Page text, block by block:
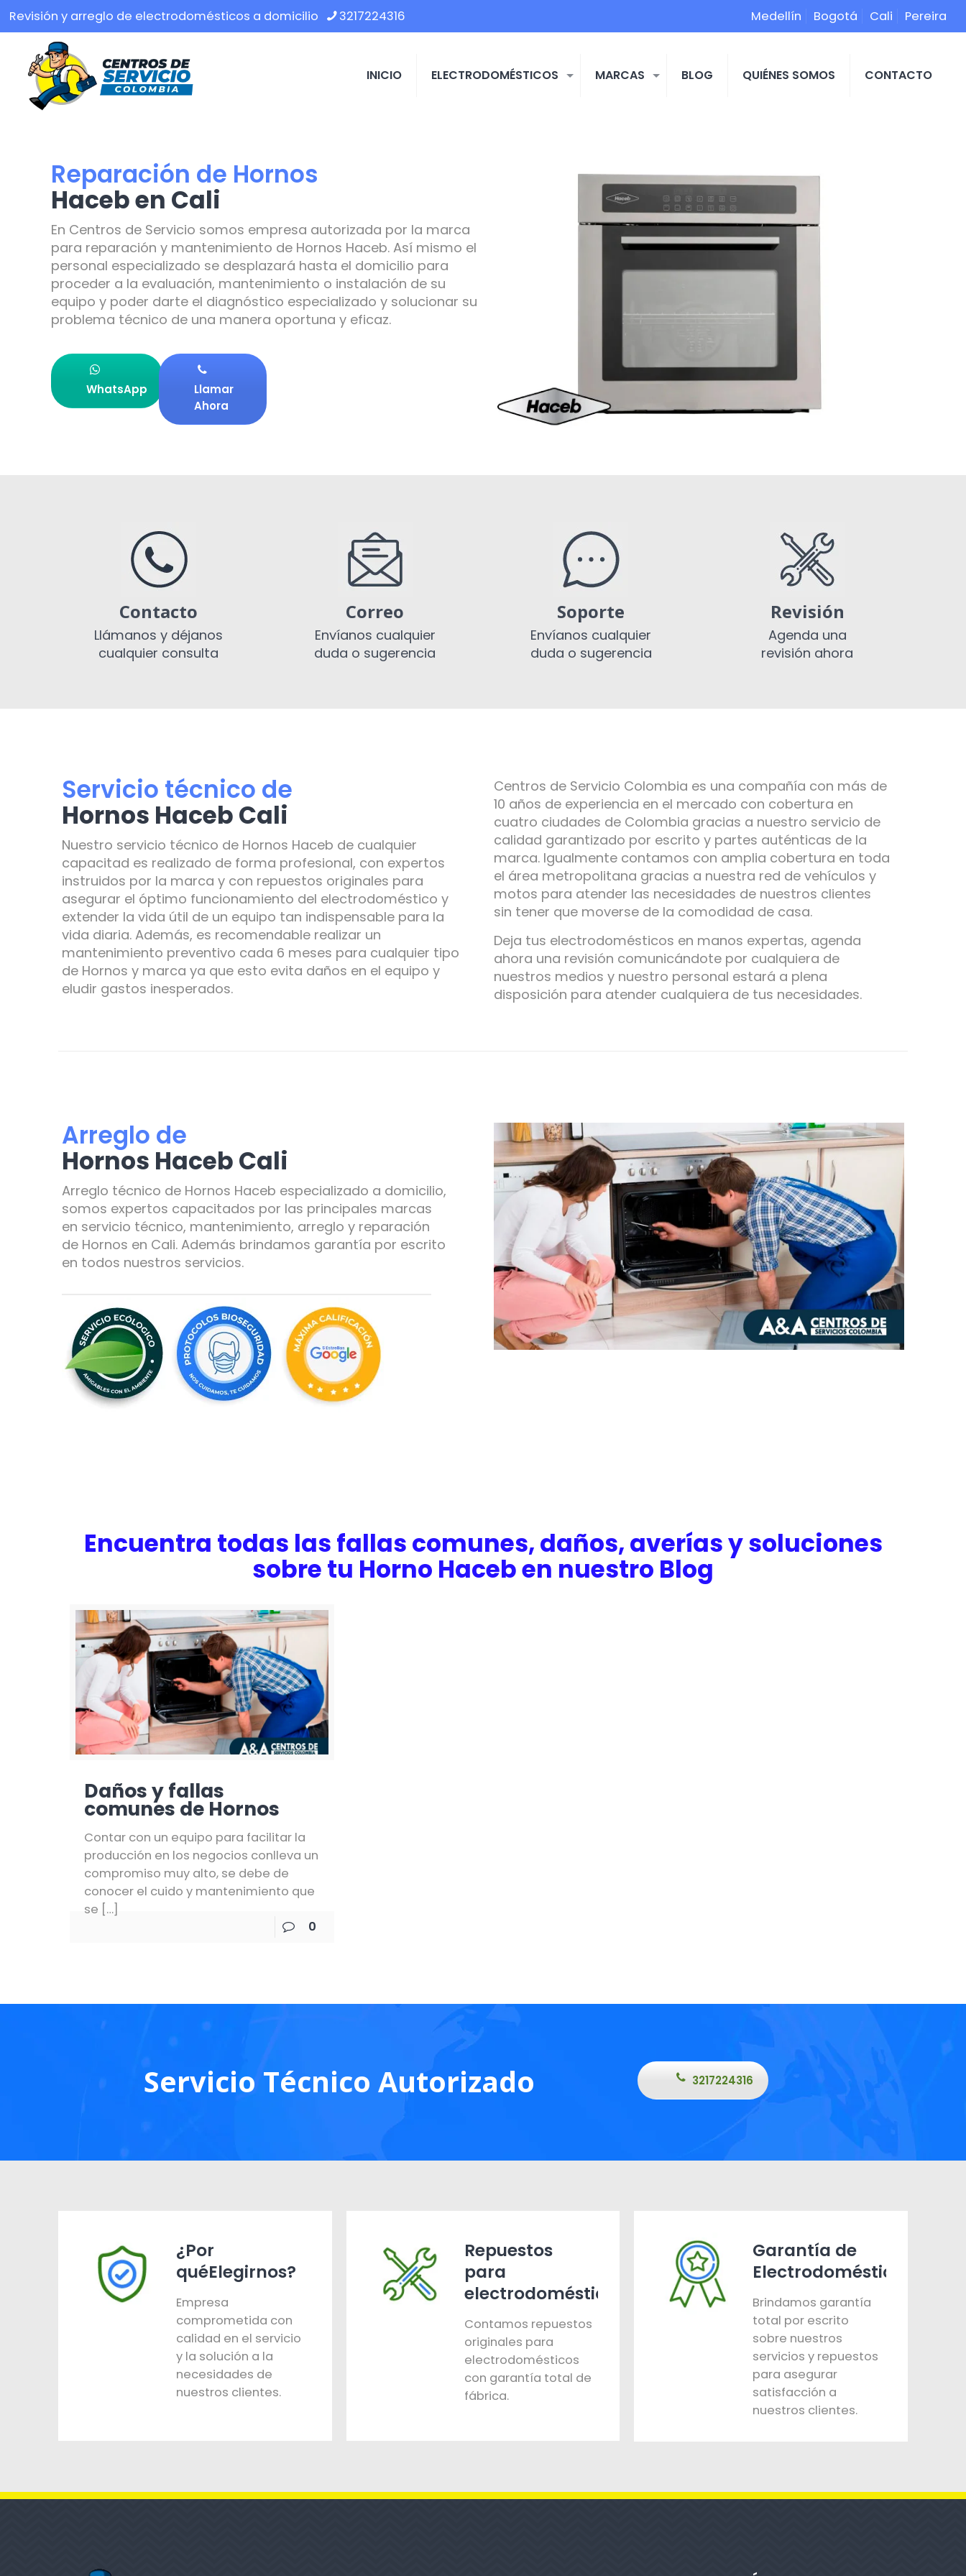
Revisión y arreglo de electrodomésticos a domicilio 3217224316 Medellín Bogotá Cali Pereira
INICIO ELECTRODOMÉSTICOS MARCAS BLOG QUIÉNES SOMOS CONTACTO
Reparación de Hornos
Haceb en Cali
En Centros de Servicio somos empresa autorizada por la marca
para reparación y mantenimiento de Hornos Haceb. Así mismo el
personal especializado se desplazará hasta el domicilio para
proceder a la evaluación, mantenimiento o instalación de su
equipo y poder darte el diagnóstico especializado y solucionar su
problema técnico de una manera oportuna y eficaz.
WhatsApp
Llamar
Ahora
Contacto
Llámanos y déjanos
cualquier consulta
Correo
Envíanos cualquier
duda o sugerencia
Soporte
Envíanos cualquier
duda o sugerencia
Revisión
Agenda una
revisión ahora
Servicio técnico de
Hornos Haceb Cali
Nuestro servicio técnico de Hornos Haceb de cualquier
capacitad es realizado de forma profesional, con expertos
instruidos por la marca y con repuestos originales para
asegurar el óptimo funcionamiento del electrodoméstico y
extender la vida útil de un equipo tan indispensable para la
vida diaria. Además, es recomendable realizar un
mantenimiento preventivo cada 6 meses para cualquier tipo
de Hornos y marca ya que esto evita daños en el equipo y
eludir gastos inesperados.
Centros de Servicio Colombia es una compañía con más de
10 años de experiencia en el mercado con cobertura en
cuatro ciudades de Colombia gracias a nuestro servicio de
calidad garantizado por escrito y partes auténticas de la
marca. Igualmente contamos con amplia cobertura en toda
el área metropolitana gracias a nuestra red de vehículos y
motos para atender las necesidades de nuestros clientes
sin tener que moverse de la comodidad de casa.
Deja tus electrodomésticos en manos expertas, agenda
ahora una revisión comunicándote por cualquiera de
nuestros medios y nuestro personal estará a plena
disposición para atender cualquiera de tus necesidades.
Arreglo de
Hornos Haceb Cali
Arreglo técnico de Hornos Haceb especializado a domicilio,
somos expertos capacitados por las principales marcas
en servicio técnico, mantenimiento, arreglo y reparación
de Hornos en Cali. Además brindamos garantía por escrito
en todos nuestros servicios.
Encuentra todas las fallas comunes, daños, averías y soluciones
sobre tu Horno Haceb en nuestro Blog
Daños y fallas
comunes de Hornos
Contar con un equipo para facilitar la
producción en los negocios conlleva un
compromiso muy alto, se debe de
conocer el cuido y mantenimiento que
se […]
0
Servicio Técnico Autorizado 3217224316
¿Por
quéElegirnos?
Empresa
comprometida con
calidad en el servicio
y la solución a la
necesidades de
nuestros clientes.
Repuestos
para
electrodomésticos
Contamos repuestos
originales para
electrodomésticos
con garantía total de
fábrica.
Garantía de
Electrodomésticos
Brindamos garantía
total por escrito
sobre nuestros
servicios y repuestos
para asegurar
satisfacción a
nuestros clientes.